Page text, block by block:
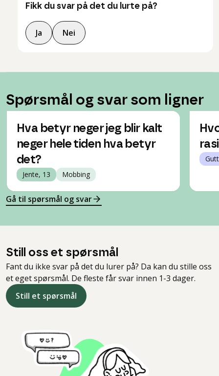
Fikk du svar på det du lurte på?
Ja Nei
Spørsmål og svar som ligner
Hva betyr neger jeg blir kalt
neger hele tiden hva betyr
det?
Jente, 13 Mobbing
Gå til spørsmål og svar
Still oss et spørsmål
Fant du ikke svar på det du lurer på? Da kan du stille oss
et eget spørsmål. De fleste får svar innen 1-3 dager.
Still et spørsmål